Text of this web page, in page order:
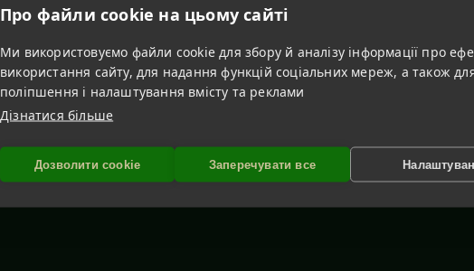
Про файли cookie на цьому сайті
Ми використовуємо файли cookie для збору й аналізу інформації про
використання сайту, для надання функцій соціальних мереж, а також
поліпшення і налаштування вмісту та реклами
Дізнатися більше
Дозволити cookie Заперечувати все